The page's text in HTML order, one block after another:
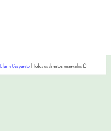
Elaine Gaspareto| Todos os direitos reservados ©